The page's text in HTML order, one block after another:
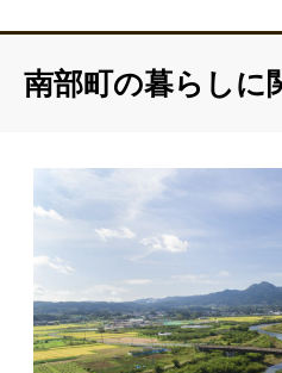
南部町の暮らしに